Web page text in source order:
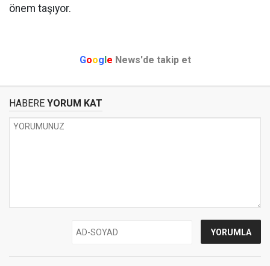
önem taşıyor.
Google News'de takip et
HABERE YORUM KAT